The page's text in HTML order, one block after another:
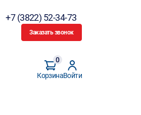
+7 (3822) 52-34-73
Заказать звонок
Корзина
0
Войти